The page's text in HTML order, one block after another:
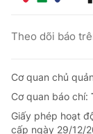
Theo dõi báo
Cơ quan chủ
Cơ quan báo chí:
Giấy phép hoạt
cấp ngày 29/12/